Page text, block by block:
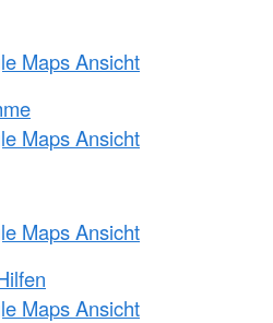
Maps Ansicht
Maps Ansicht
Maps Ansicht
Maps Ansicht